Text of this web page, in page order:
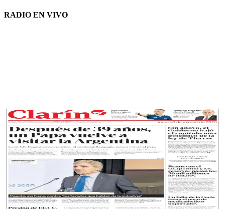
RADIO EN VIVO